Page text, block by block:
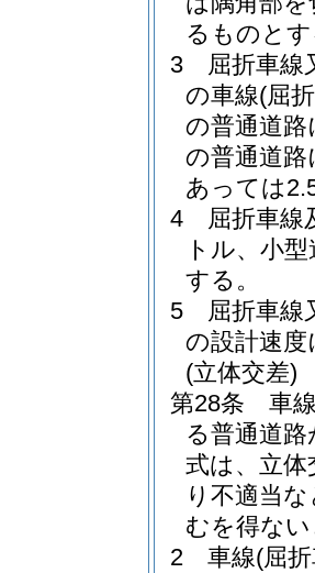
るものと
3
屈折車線
の車線(屈
の普通道
の普通道
あっては
4
屈折車線
トル、小
する。
5
屈折車線
の設計速
(立体交差)
第28条
車
る普通道
式は、立
り不適当
むを得な
2
車線(屈